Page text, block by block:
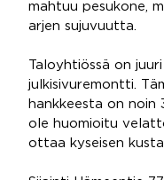
mahtuu pesukone,
arjen sujuvuutta.
Taloyhtiössä on
julkisivuremontti.
hankkeesta on noin
ole huomioitu
ottaa kyseisen